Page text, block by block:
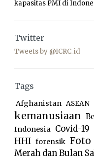
kapasitas PMI di
Twitter
Tweets by @ICRC_id
Tags
Afghanistan ASEAN
kemanusiaan
Indonesia Covid-19
HHI forensik Foto
Merah dan Bulan